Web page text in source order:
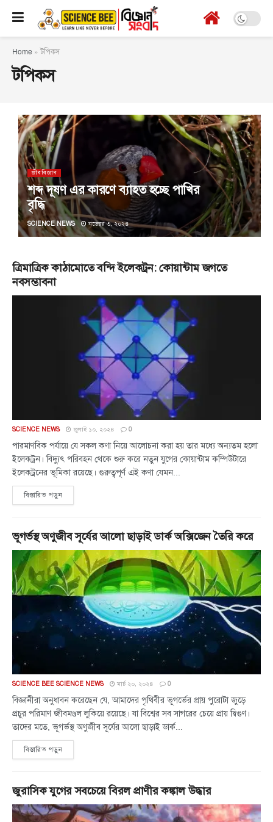
Home » টপিকস
টপিকস
জীববিজ্ঞান
শব্দ দূষণ এর কারণে ব্যাহত হচ্ছে পাখির
বৃদ্ধি
SCIENCE NEWS নভেম্বর ৩, ২০২৪
ত্রিমাত্রিক কাঠামোতে বন্দি ইলেকট্রন: কোয়ান্টাম জগতে
নবসম্ভাবনা
SCIENCE NEWS জুলাই ১০, ২০২৪ 0
পারমাণবিক পর্যায়ে যে সকল কণা নিয়ে আলোচনা করা হয় তার মধ্যে অন্যতম হলো
ইলেকট্রন। বিদ্যুৎ পরিবহন থেকে শুরু করে নতুন যুগের কোয়ান্টাম কম্পিউটারে
ইলেকট্রনের ভূমিকা রয়েছে। গুরুত্বপূর্ণ এই কণা যেমন...
বিস্তারিত পড়ুন
ভূগর্ভস্থ অণুজীব সূর্যের আলো ছাড়াই ডার্ক অক্সিজেন তৈরি করে
SCIENCE BEE SCIENCE NEWS মার্চ ২০, ২০২৪ 0
বিজ্ঞানীরা অনুধাবন করেছেন যে, আমাদের পৃথিবীর ভূগর্ভের প্রায় পুরোটা জুড়ে
প্রচুর পরিমাণ জীবমণ্ডল লুকিয়ে রয়েছে। যা বিশ্বের সব সাগরের চেয়ে প্রায় দ্বিগুণ।
তাদের মতে, ভূগর্ভস্থ অণুজীব সূর্যের আলো ছাড়াই ডার্ক...
বিস্তারিত পড়ুন
জুরাসিক যুগের সবচেয়ে বিরল প্রাণীর কঙ্কাল উদ্ধার